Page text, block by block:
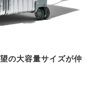
の大容量サイズが仲